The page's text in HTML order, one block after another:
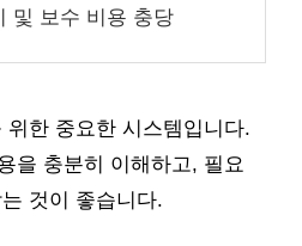
및 보수 비용 충당
한 중요한 시스템입니다.
을 충분히 이해하고, 필요
것이 좋습니다.